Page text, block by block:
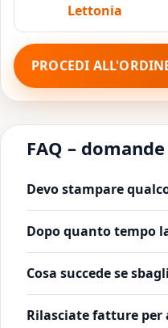
Lettonia
PROCEDI
FAQ –
Devo stampare
Dopo quanto tempo
Cosa succede se
Rilasciate fatture per